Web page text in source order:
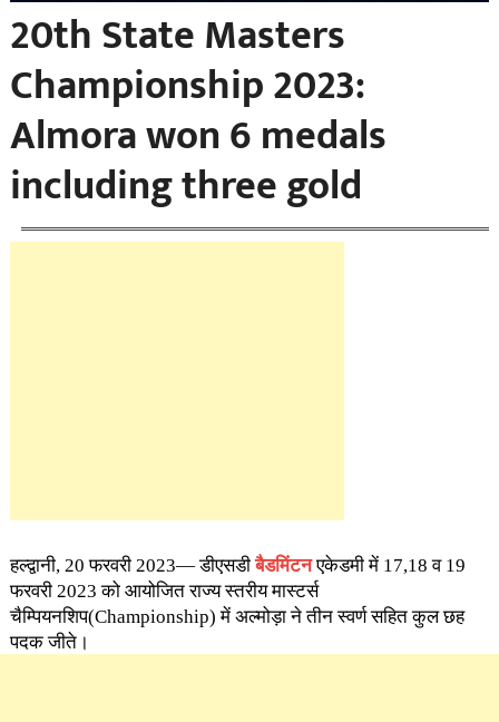
20th State Masters
Championship 2023:
Almora won 6 medals
including three gold
हल्द्वानी, 20 फरवरी 2023— डीएसडीबैडमिंटनएकेडमी में 17,18 व 19
फरवरी 2023 को आयोजित राज्य स्तरीय मास्टर्स
चैम्पियनशिप(Championship) में अल्मोड़ा ने तीन स्वर्ण सहित कुल छह
पदक जीते।